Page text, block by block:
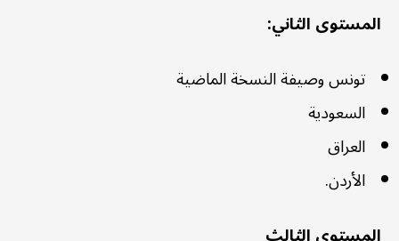
المستوى الثاني:
تونس وصيفة النسخة الماضية
السعودية
العراق
الأردن.